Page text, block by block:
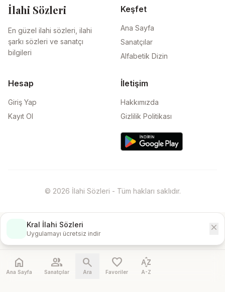
İlahi Sözleri
En güzel ilahi sözleri, ilahi
şarkı sözleri ve sanatçı
bilgileri
Keşfet
Ana Sayfa
Sanatçılar
Alfabetik Dizin
Hesap
Giriş Yap
Kayıt Ol
İletişim
Hakkımızda
Gizlilik Politikası
© 2026 İlahi Sözleri - Tüm hakları saklıdır.
Kral İlahi Sözleri
Uygulamayı ücretsiz indir
close
home
Ana Sayfa
people
Sanatçılar
search
Ara
favorite
Favoriler
sort_by_alpha
A-Z